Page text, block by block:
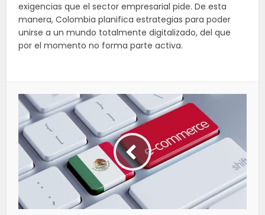
exigencias que el sector empresarial pide. De esta
manera, Colombia planifica estrategias para poder
unirse a un mundo totalmente digitalizado, del que
por el momento no forma parte activa.